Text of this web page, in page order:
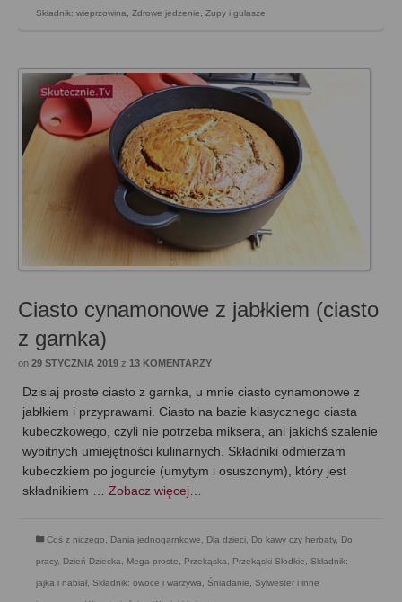
Składnik: wieprzowina, Zdrowe jedzenie, Zupy i gulasze
Ciasto cynamonowe z jabłkiem (ciasto
z garnka)
on 29 STYCZNIA 2019 z 13 KOMENTARZY
Dzisiaj proste ciasto z garnka, u mnie ciasto cynamonowe z
jabłkiem i przyprawami. Ciasto na bazie klasycznego ciasta
kubeczkowego, czyli nie potrzeba miksera, ani jakichś szalenie
wybitnych umiejętności kulinarnych. Składniki odmierzam
kubeczkiem po jogurcie (umytym i osuszonym), który jest
składnikiem … Zobacz więcej…
Coś z niczego, Dania jednogarnkowe, Dla dzieci, Do kawy czy herbaty, Do
pracy, Dzień Dziecka, Mega proste, Przekąska, Przekąski Słodkie, Składnik:
jajka i nabiał, Składnik: owoce i warzywa, Śniadanie, Sylwester i inne